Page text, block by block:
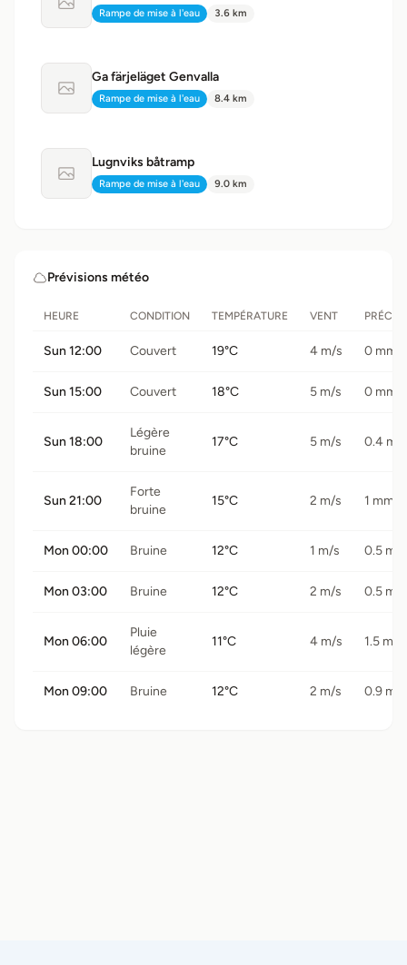
Aucune photo disponible
Type:
Rampe de mise à l'eau Distance:
3.6 km
Aucune photo disponible
Ga färjeläget Genvalla
Type:
Rampe de mise à l'eau Distance:
8.4 km
Aucune photo disponible
Lugnviks båtramp
Type:
Rampe de mise à l'eau Distance:
9.0 km
Prévisions météo
HEURE CONDITION TEMPÉRATURE VENT
Sun 12:00 Couvert 19°C 4 m/s 0 mm
Sun 15:00 Couvert 18°C 5 m/s 0 mm
Sun 18:00
Légère
bruine
17°C 5 m/s 0.4 mm
Sun 21:00
Forte
bruine
15°C 2 m/s 1 mm
Mon 00:00 Bruine 12°C 1 m/s 0.5 mm
Mon 03:00 Bruine 12°C 2 m/s 0.5 mm
Mon 06:00
Pluie
légère
11°C 4 m/s 1.5 mm
Mon 09:00 Bruine 12°C 2 m/s 0.9 mm